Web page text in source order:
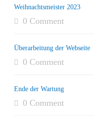
Weihnachtsmeister 2023
0 Comment
Überarbeitung der Webseite
0 Comment
Ende der Wartung
0 Comment